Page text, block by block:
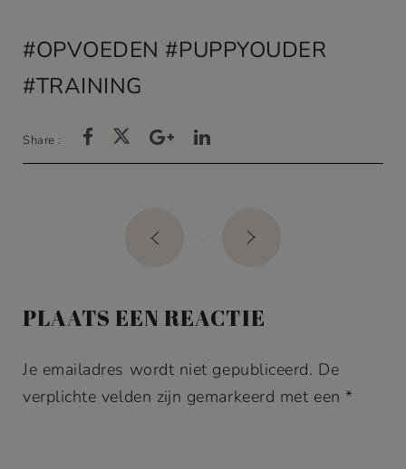
OPVOEDEN
PUPPYOUDER
TRAINING
Share :
PLAATS EEN REACTIE
Je emailadres wordt niet gepubliceerd. De
verplichte velden zijn gemarkeerd met een *